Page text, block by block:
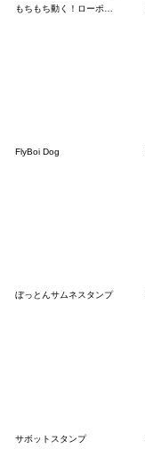
FlyBoi Dog
ぼっとんサムネスタンプ
サボットスタンプ